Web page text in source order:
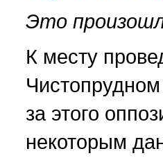
Это
К месту
за этого
некоторым